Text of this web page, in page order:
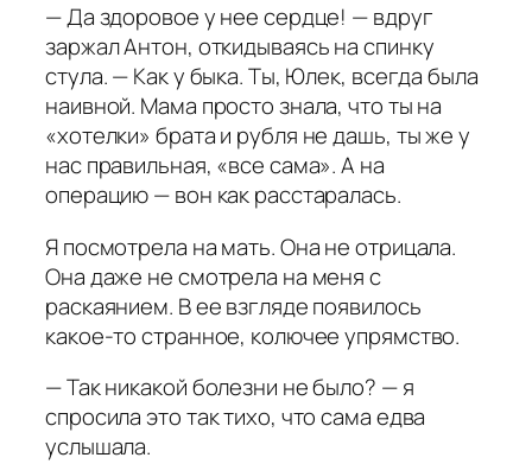
— Да здоровое у нее сердце! — вдруг
заржал Антон, откидываясь на спинку
стула. — Как у быка. Ты, Юлек, всегда была
наивной. Мама просто знала, что ты на
«хотелки» брата и рубля не дашь, ты же у
нас правильная, «все сама». А на
операцию — вон как расстаралась.
Я посмотрела на мать. Она не отрицала.
Она даже не смотрела на меня с
раскаянием. В ее взгляде появилось
какое-то странное, колючее упрямство.
— Так никакой болезни не было? — я
спросила это так тихо, что сама едва
услышала.